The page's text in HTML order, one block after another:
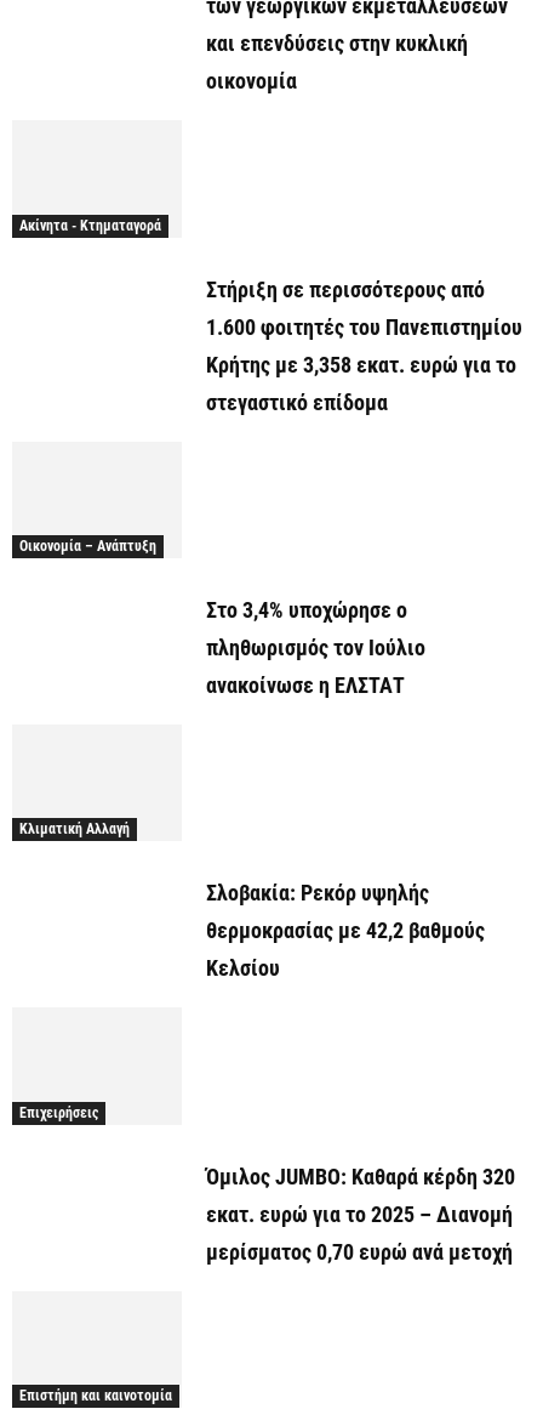
των γεωργικών εκμεταλλεύσεων
και επενδύσεις στην κυκλική
οικονομία
Ακίνητα - Κτηματαγορά
Στήριξη σε περισσότερους από
1.600 φοιτητές του Πανεπιστημίου
Κρήτης με 3,358 εκατ. ευρώ για το
στεγαστικό επίδομα
Οικονομία – Ανάπτυξη
Στο 3,4% υποχώρησε ο
πληθωρισμός τον Ιούλιο
ανακοίνωσε η ΕΛΣΤΑΤ
Κλιματική Αλλαγή
Σλοβακία: Ρεκόρ υψηλής
θερμοκρασίας με 42,2 βαθμούς
Κελσίου
Επιχειρήσεις
Όμιλος JUMBO: Καθαρά κέρδη 320
εκατ. ευρώ για το 2025 – Διανομή
μερίσματος 0,70 ευρώ ανά μετοχή
Επιστήμη και καινοτομία